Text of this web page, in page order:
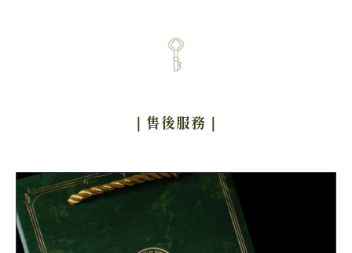
｜售後服務 ｜